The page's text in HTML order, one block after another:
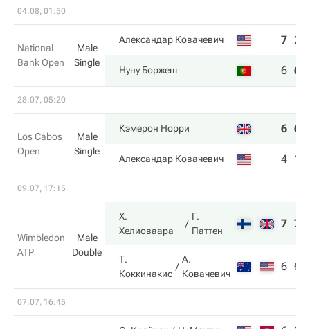
04.08, 01:50
National
Bank Open
Male
Single
Александар Ковачевич 7 2
Нуну Боржеш 6 6
28.07, 05:20
Los Cabos
Open
Male
Single
Кэмерон Норри 6 6
Александар Ковачевич 4 1
09.07, 17:15
Wimbledon
ATP
Male
Double
Х.
Хелиоваара
Г.
Паттен
7 7
Т.
Коккинакис
А.
Ковачевич
6 6
07.07, 16:45